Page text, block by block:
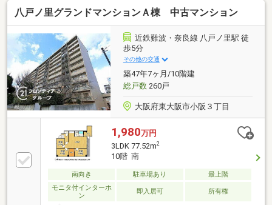
八戸ノ里グランドマンションＡ棟 中古マンション
近鉄難波・奈良線 八戸ノ里駅 徒
歩5分
その他の交通
築47年7ヶ月/10階建
総戸数260戸
大阪府東大阪市小阪３丁目
1,980万円
3LDK 77.52m2
10階 南
南向き 駐車場あり
最上階
モニタ付インターホ
ン
即入居可 所有権